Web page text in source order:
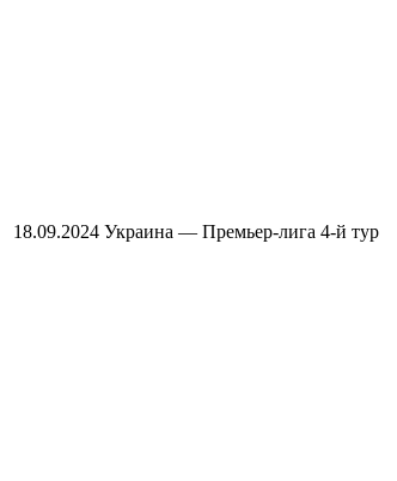
18.09.2024 Украина — Премьер-лига 4-й тур